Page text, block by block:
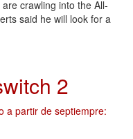
crawling into the All-
said he will look for a
2